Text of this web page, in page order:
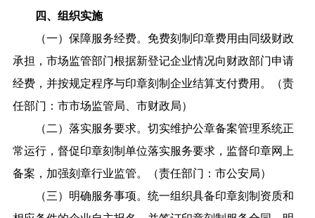
四、组织实施
（一）保障服务经费。免费刻制印章费用由同级财政
承担，市场监管部门根据新登记企业情况向财政部门申请
经费，并按规定程序与印章刻制企业结算支付费用。（责
任部门：市市场监管局、市财政局）
（二）落实服务要求。切实维护公章备案管理系统正
常运行，督促印章刻制单位落实服务要求，监督印章网上
备案，加强刻章行业监管。（责任部门：市公安局）
（三）明确服务事项。统一组织具备印章刻制资质和